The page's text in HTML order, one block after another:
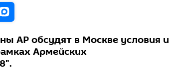
АР обсудят в Москве условия и
Армейских